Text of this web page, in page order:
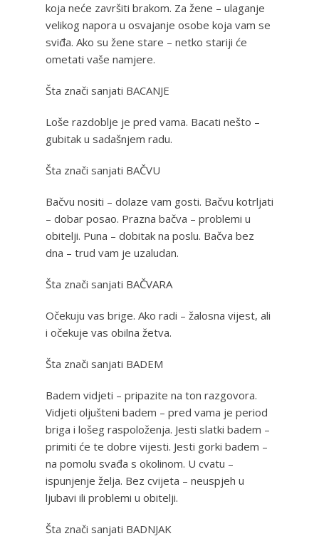
koja neće završiti brakom. Za žene – ulaganje
velikog napora u osvajanje osobe koja vam se
sviđa. Ako su žene stare – netko stariji će
ometati vaše namjere.
Šta znači sanjati BACANJE
Loše razdoblje je pred vama. Bacati nešto –
gubitak u sadašnjem radu.
Šta znači sanjati BAČVU
Bačvu nositi – dolaze vam gosti. Bačvu kotrljati
– dobar posao. Prazna bačva – problemi u
obitelji. Puna – dobitak na poslu. Bačva bez
dna – trud vam je uzaludan.
Šta znači sanjati BAČVARA
Očekuju vas brige. Ako radi – žalosna vijest, ali
i očekuje vas obilna žetva.
Šta znači sanjati BADEM
Badem vidjeti – pripazite na ton razgovora.
Vidjeti oljušteni badem – pred vama je period
briga i lošeg raspoloženja. Jesti slatki badem –
primiti će te dobre vijesti. Jesti gorki badem –
na pomolu svađa s okolinom. U cvatu –
ispunjenje želja. Bez cvijeta – neuspjeh u
ljubavi ili problemi u obitelji.
Šta znači sanjati BADNJAK